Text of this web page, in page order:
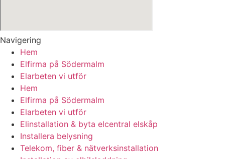
Navigering
Hem
Elfirma på Södermalm
Elarbeten vi utför
Hem
Elfirma på Södermalm
Elarbeten vi utför
Elinstallation & byta elcentral elskåp
Installera belysning
Telekom, fiber & nätverksinstallation